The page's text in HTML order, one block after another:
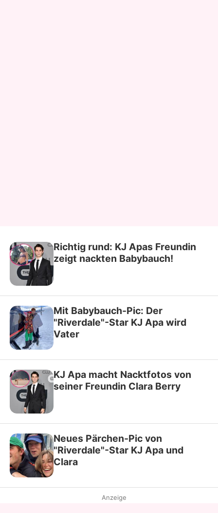
Richtig rund: KJ Apas Freundin
zeigt nackten Babybauch!
Mit Babybauch-Pic: Der
"Riverdale"-Star KJ Apa wird
Vater
KJ Apa macht Nacktfotos von
seiner Freundin Clara Berry
Neues Pärchen-Pic von
"Riverdale"-Star KJ Apa und
Clara
Anzeige